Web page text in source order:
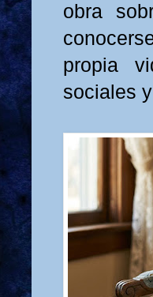
obra
propia
sociales